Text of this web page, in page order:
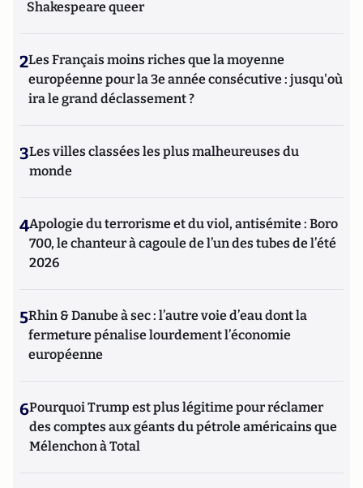
Shakespeare queer
2Les Français moins riches que la moyenne
européenne pour la 3e année consécutive : jusqu'où
ira le grand déclassement ?
3Les villes classées les plus malheureuses du
monde
4Apologie du terrorisme et du viol, antisémite : Boro
700, le chanteur à cagoule de l’un des tubes de l’été
2026
5Rhin & Danube à sec : l’autre voie d’eau dont la
fermeture pénalise lourdement l’économie
européenne
6Pourquoi Trump est plus légitime pour réclamer
des comptes aux géants du pétrole américains que
Mélenchon à Total